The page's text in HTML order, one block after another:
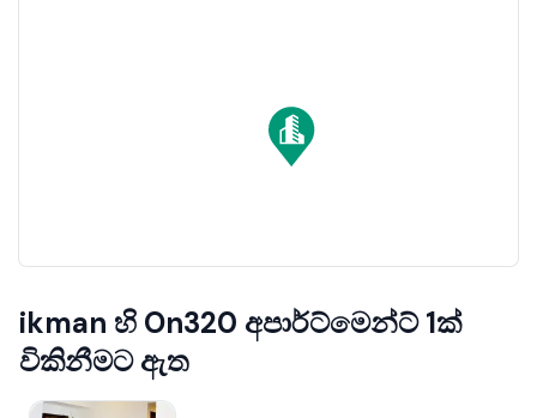
ikman හි On320 අපාර්ට්‌මෙන්ට් 1ක්
විකිනීමට ඇත